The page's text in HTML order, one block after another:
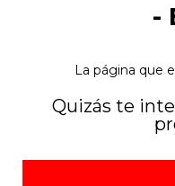
-
La página que
Quizás te